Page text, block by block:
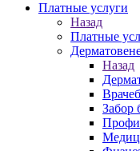
Платные услуги
Назад
Платные
Назад
Забор